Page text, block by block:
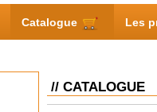
Catalogue Les
// CATALOGUE